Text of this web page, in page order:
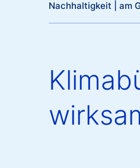
Nachhaltigkeit | am